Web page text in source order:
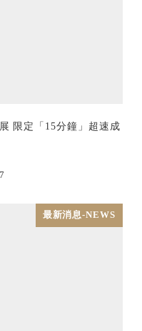
限定「15分鐘」超速成
最新消息-NEWS